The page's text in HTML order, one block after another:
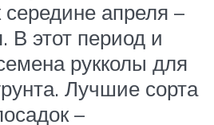
апреля –
В этот период и
рукколы для
Лучшие сорта
–